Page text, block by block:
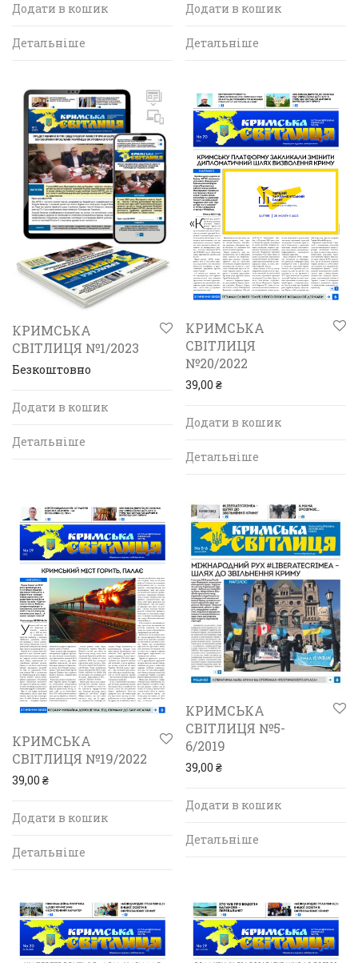
Додати в кошик
Детальніше
Додати в кошик
Детальніше
КРИМСЬКА
СВІТЛИЦЯ №1/2023
Безкоштовно
Додати в кошик
Детальніше
КРИМСЬКА
СВІТЛИЦЯ
№20/2022
39,00 ₴
Додати в кошик
Детальніше
КРИМСЬКА
СВІТЛИЦЯ №19/2022
39,00 ₴
Додати в кошик
Детальніше
КРИМСЬКА
СВІТЛИЦЯ №5-
6/2019
39,00 ₴
Додати в кошик
Детальніше